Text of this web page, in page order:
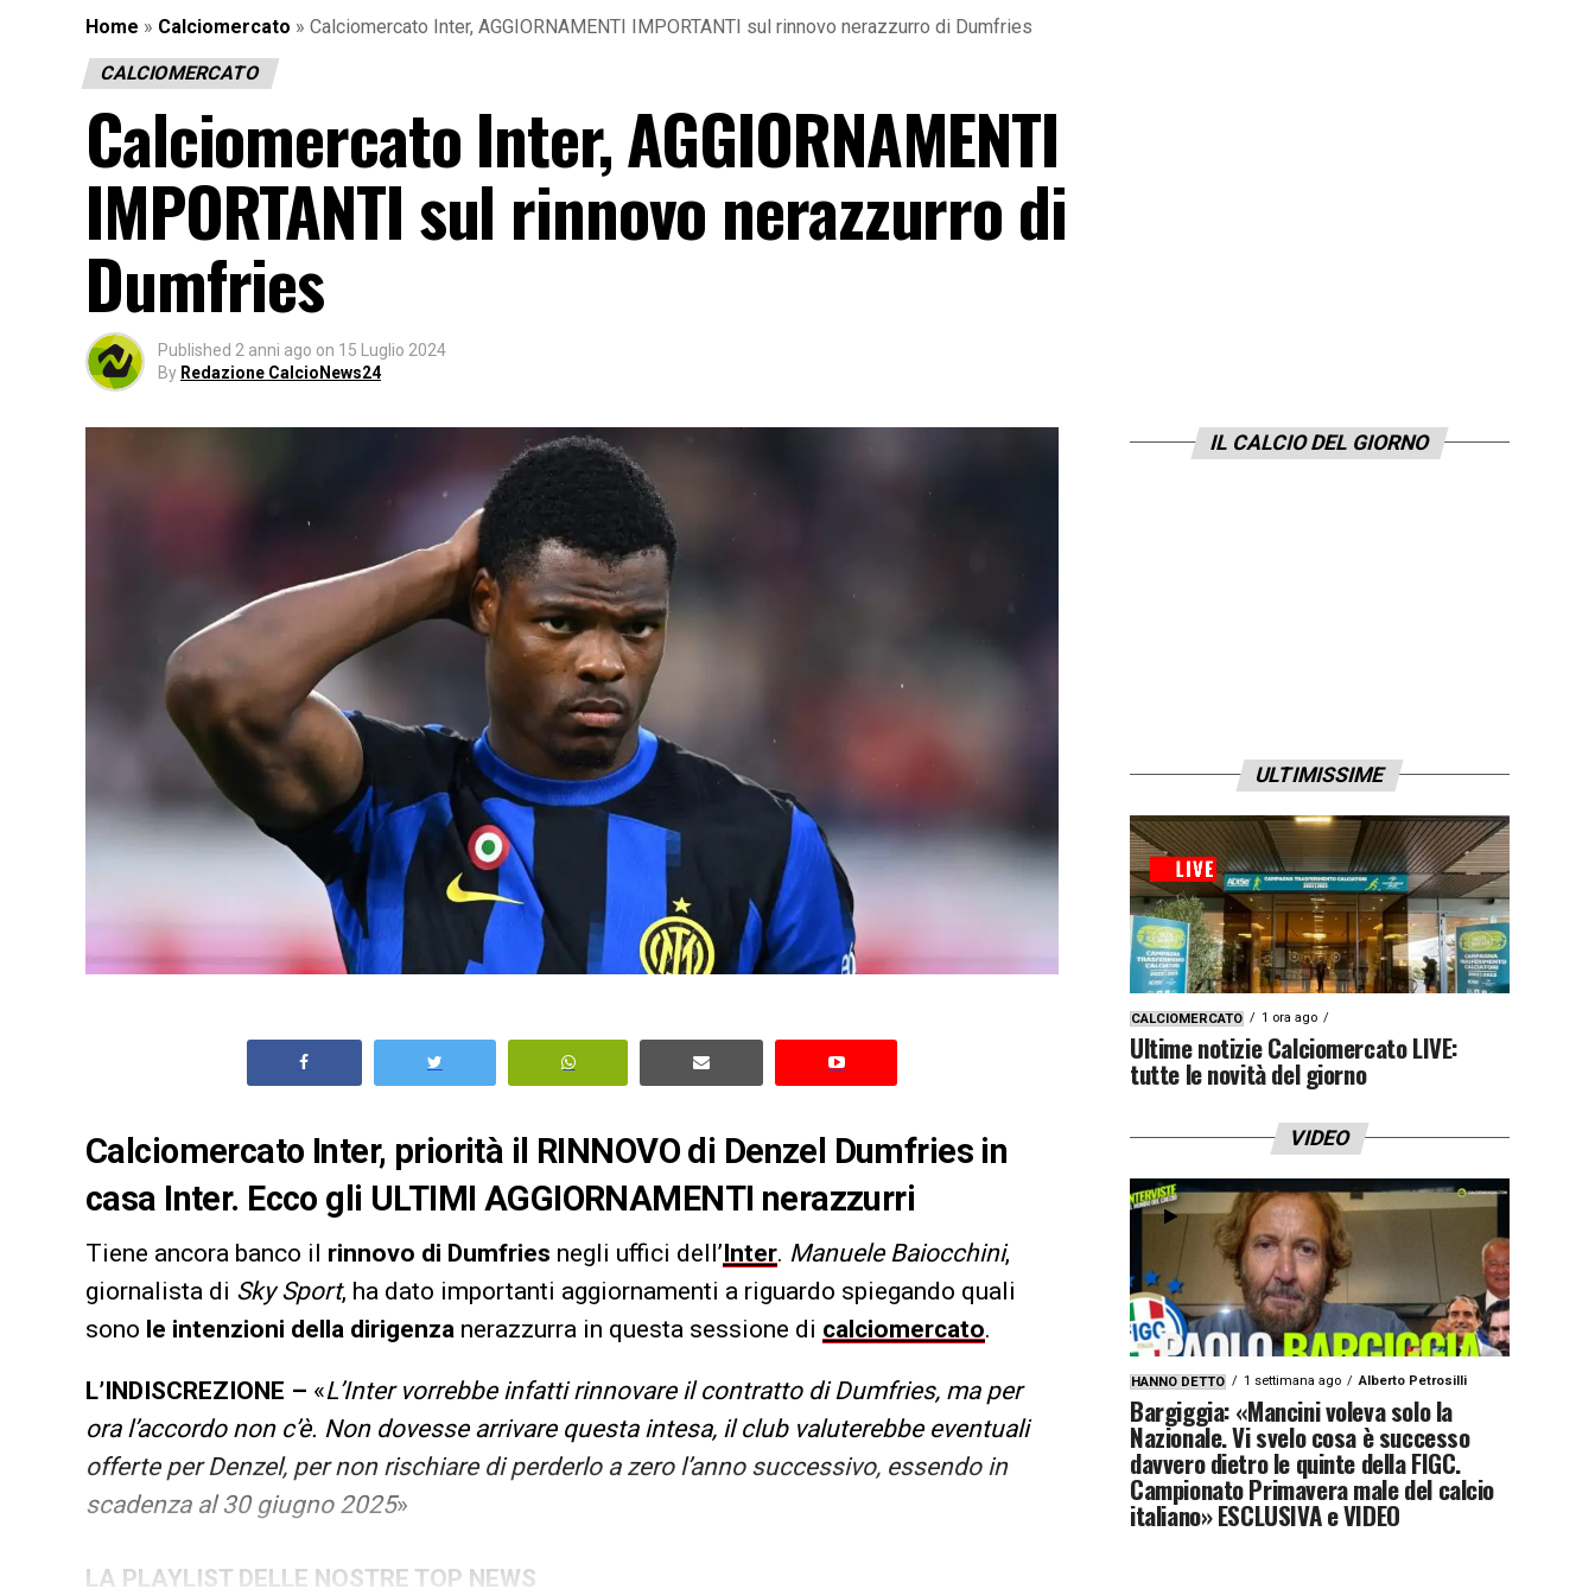
Home » Calciomercato » Calciomercato Inter, AGGIORNAMENTI IMPORTANTI sul rinnovo nerazzurro di Dumfries
CALCIOMERCATO
Calciomercato Inter, AGGIORNAMENTI
IMPORTANTI sul rinnovo nerazzurro di
Dumfries
Published 2 anni ago on 15 Luglio 2024
By Redazione CalcioNews24
Calciomercato Inter, priorità il RINNOVO di Denzel Dumfries in
casa Inter. Ecco gli ULTIMI AGGIORNAMENTI nerazzurri
Tiene ancora banco il rinnovo di Dumfries negli uffici dell’Inter. Manuele Baiocchini,
giornalista di Sky Sport, ha dato importanti aggiornamenti a riguardo spiegando quali
sono le intenzioni della dirigenza nerazzurra in questa sessione di calciomercato.
L’INDISCREZIONE – «L’Inter vorrebbe infatti rinnovare il contratto di Dumfries, ma per
ora l’accordo non c’è. Non dovesse arrivare questa intesa, il club valuterebbe eventuali
offerte per Denzel, per non rischiare di perderlo a zero l’anno successivo, essendo in
scadenza al 30 giugno 2025»
LA PLAYLIST DELLE NOSTRE TOP NEWS
IL CALCIO DEL GIORNO
ULTIMISSIME
CALCIOMERCATO 1 ora ago
Ultime notizie Calciomercato LIVE:
tutte le novità del giorno
VIDEO
HANNO DETTO 1 settimana ago Alberto Petrosilli
Bargiggia: «Mancini voleva solo la
Nazionale. Vi svelo cosa è successo
davvero dietro le quinte della FIGC.
Campionato Primavera male del calcio
italiano» ESCLUSIVA e VIDEO